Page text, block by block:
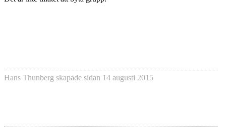
Hans Thunberg skapade sidan 14 augusti 2015